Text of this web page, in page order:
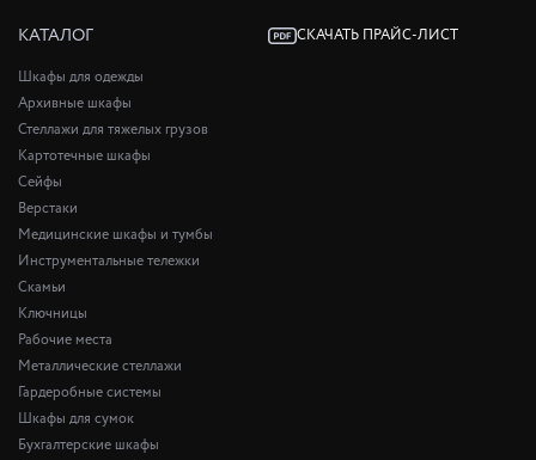
КАТАЛОГ СКАЧАТЬ ПРАЙС-ЛИСТ
Шкафы для одежды
Архивные шкафы
Стеллажи для тяжелых грузов
Картотечные шкафы
Сейфы
Верстаки
Медицинские шкафы и тумбы
Инструментальные тележки
Скамьи
Ключницы
Рабочие места
Металлические стеллажи
Гардеробные системы
Шкафы для сумок
Бухгалтерские шкафы